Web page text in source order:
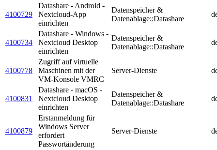
4100729
Datashare - Android -
Nextcloud-App
einrichten
Datenspeicher &
Datenablage::Datashare
4100734
Datashare - Windows -
Nextcloud Desktop
einrichten
Datenspeicher &
Datenablage::Datashare
4100778
Zugriff auf virtuelle
Maschinen mit der
VM-Konsole VMRC
Server-Dienste
4100831
Datashare - macOS -
Nextcloud Desktop
einrichten
Datenspeicher &
Datenablage::Datashare
4100879
Erstanmeldung für
Windows Server
erfordert
Passwortänderung
Server-Dienste